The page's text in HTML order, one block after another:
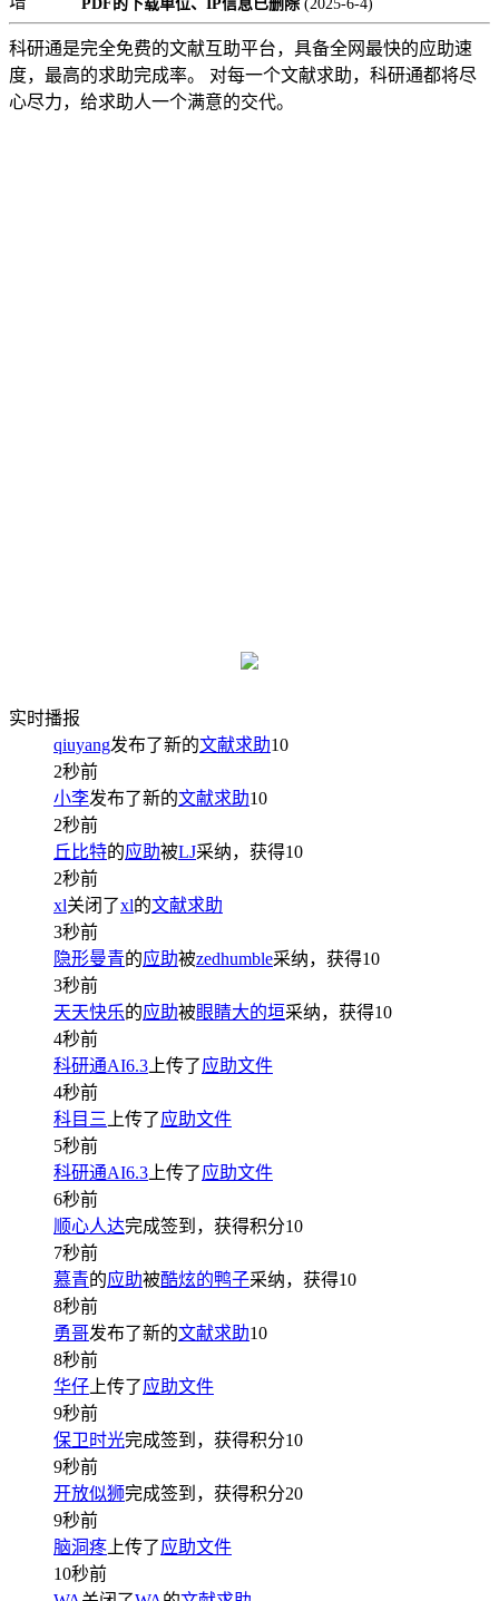
PDF的下载单位、IP信息已删除 (2025-6-4)
科研通是完全免费的文献互助平台，具备全网最快的应助速
度，最高的求助完成率。 对每一个文献求助，科研通都将尽
心尽力，给求助人一个满意的交代。
实时播报
qiuyang发布了新的文献求助10
2秒前
小李发布了新的文献求助10
2秒前
丘比特的应助被LJ采纳，获得10
2秒前
xl关闭了xl的文献求助
3秒前
隐形曼青的应助被zedhumble采纳，获得10
3秒前
天天快乐的应助被眼睛大的垣采纳，获得10
4秒前
科研通AI6.3 上传了应助文件
4秒前
科目三 上传了应助文件
5秒前
科研通AI6.3 上传了应助文件
6秒前
顺心人达完成签到，获得积分10
7秒前
慕青的应助被酷炫的鸭子采纳，获得10
8秒前
勇哥发布了新的文献求助10
8秒前
华仔 上传了应助文件
9秒前
保卫时光完成签到，获得积分10
9秒前
开放似狮完成签到，获得积分20
9秒前
脑洞疼 上传了应助文件
10秒前